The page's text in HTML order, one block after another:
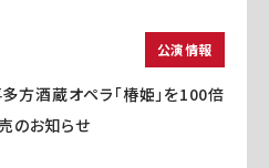
公演情報
多方酒蔵オペラ「椿姫」を100倍
のお知らせ